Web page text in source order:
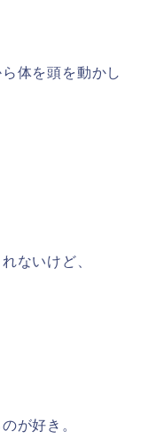
体を頭を動かし
ないけど、
が好き。